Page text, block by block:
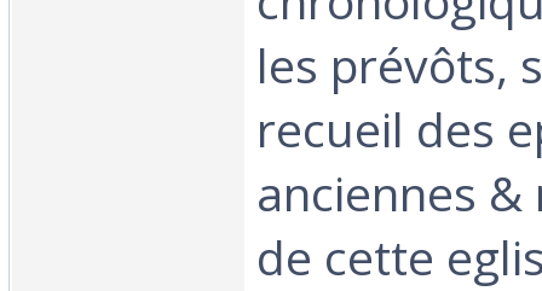
les prévôts,
recueil des
anciennes
de cette